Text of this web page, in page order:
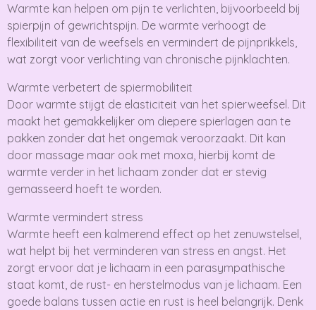
Warmte kan helpen om pijn te verlichten, bijvoorbeeld bij
spierpijn of gewrichtspijn. De warmte verhoogt de
flexibiliteit van de weefsels en vermindert de pijnprikkels,
wat zorgt voor verlichting van chronische pijnklachten.
Warmte verbetert de spiermobiliteit
Door warmte stijgt de elasticiteit van het spierweefsel. Dit
maakt het gemakkelijker om diepere spierlagen aan te
pakken zonder dat het ongemak veroorzaakt. Dit kan
door massage maar ook met moxa, hierbij komt de
warmte verder in het lichaam zonder dat er stevig
gemasseerd hoeft te worden.
Warmte vermindert stress
Warmte heeft een kalmerend effect op het zenuwstelsel,
wat helpt bij het verminderen van stress en angst. Het
zorgt ervoor dat je lichaam in een parasympathische
staat komt, de rust- en herstelmodus van je lichaam. Een
goede balans tussen actie en rust is heel belangrijk. Denk